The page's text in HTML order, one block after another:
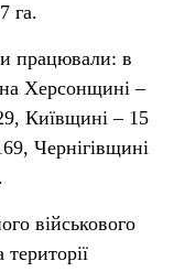
га.
працювали: в
на Херсонщині –
Київщині – 15
Чернігівщині
військового
території